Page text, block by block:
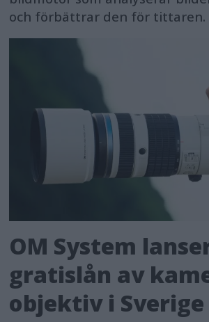
och förbättrar den för tittaren.
OM System
gratislån av
objektiv i Sverige